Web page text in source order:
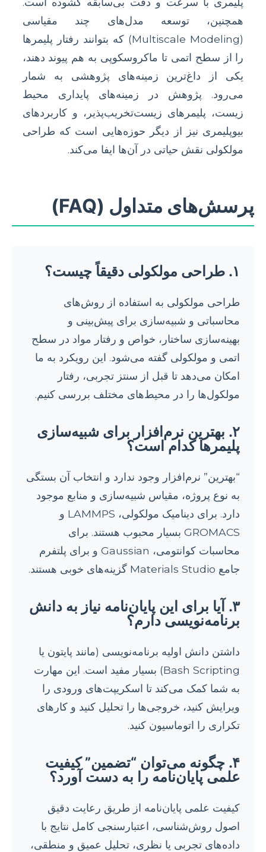
همچنین، توسعه مدل‌های چند مقیاسی
(Multiscale Modeling) که بتوانند رفتار پلیمرها
را از سطح اتمی تا ماکروسکوپی به هم پیوند دهند،
یکی از داغ‌ترین زمینه‌های پژوهشی به شمار
می‌رود. پژوهش در زمینه‌های پایداری محیط
زیست، پلیمرهای زیست‌تخریب‌پذیر، و کاربردهای
بیوپلیمری نیز از دیگر حوزه‌هایی است که طراحی
مولکولی نقش حیاتی در آن‌ها ایفا می‌کند.
پرسش‌های متداول (FAQ)
۱. طراحی مولکولی دقیقاً چیست؟
طراحی مولکولی به استفاده از روش‌های
محاسباتی و شبیه‌سازی برای پیش‌بینی و
بهینه‌سازی ساختار، خواص و رفتار مواد در سطح
اتمی و مولکولی گفته می‌شود. این رویکرد به ما
امکان می‌دهد تا قبل از سنتز تجربی، رفتار
مولکول‌ها را در محیط‌های مختلف بررسی کنیم.
۲. بهترین نرم‌افزار برای شبیه‌سازی
پلیمرها کدام است؟
“بهترین” نرم‌افزار وجود ندارد و انتخاب آن بستگی
به نوع پروژه، مقیاس شبیه‌سازی و منابع موجود
دارد. برای دینامیک مولکولی، LAMMPS و
GROMACS بسیار محبوب هستند. برای
محاسبات کوانتومی، Gaussian و برای پلتفرم
جامع Materials Studio گزینه‌های خوبی هستند.
۳. آیا برای این پایان‌نامه نیاز به دانش
برنامه‌نویسی دارم؟
داشتن دانش اولیه برنامه‌نویسی (مانند پایتون یا
Bash Scripting) بسیار مفید است. این مهارت
به شما کمک می‌کند تا اسکریپت‌های ورودی را
ویرایش کنید، خروجی‌ها را تحلیل کنید و کارهای
تکراری را اتوماسیون کنید.
۴. چگونه می‌توان “تضمین” کیفیت
علمی پایان‌نامه را به دست آورد؟
کیفیت علمی پایان‌نامه از طریق رعایت دقیق
اصول روش‌شناسی، اعتبارسنجی کامل نتایج با
داده‌های تجربی یا نظری، تحلیل عمیق و منطقی،